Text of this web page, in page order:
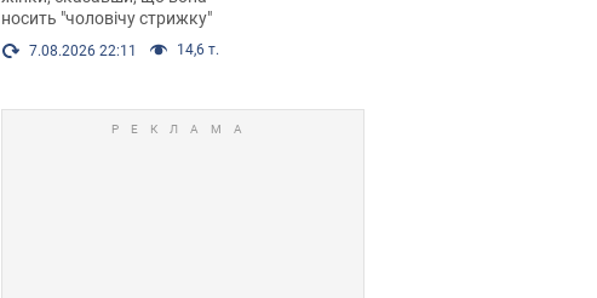
носить "чоловічу стрижку"
7.08.2026 22:11 14,6 т.